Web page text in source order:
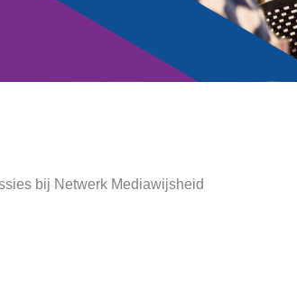
bij Netwerk Mediawijsheid